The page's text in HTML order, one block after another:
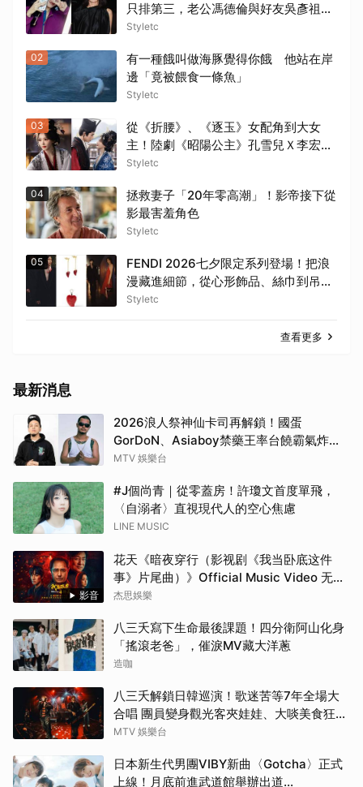
只排第三，老公馮德倫與好友吳彥祖無
緣前三笑翻網友
Styletc
02
有一種餓叫做海豚覺得你餓 他站在岸
邊「竟被餵食一條魚」
Styletc
03
從《折腰》、《逐玉》女配角到大女
主！陸劇《昭陽公主》孔雪兒Ｘ李宏毅
開局即圓房，這場帶毒的權謀虐戀太過
Styletc
04
拯救妻子「20年零高潮」！影帝接下從
影最害羞角色
Styletc
05
FENDI 2026七夕限定系列登場！把浪
漫藏進細節，從心形飾品、絲巾到吊飾
都讓人一眼心動
Styletc
查看更多
最新消息
2026浪人祭神仙卡司再解鎖！國蛋
GorDoN、Asiaboy禁藥王率台饒霸氣炸翻
府城 11 月安平重磅開躁！
MTV 娛樂台
#J個尚青｜從零蓋房！許瓊文首度單飛，
〈自溺者〉直視現代人的空心焦慮
LINE MUSIC
影音
花天《暗夜穿行（影视剧《我当卧底这件
事》片尾曲）》Official Music Video 无字
版
杰思娛樂
八三夭寫下生命最後課題！四分衛阿山化身
「搖滾老爸」，催淚MV藏大洋蔥
造咖
八三夭解鎖日韓巡演！歌迷苦等7年全場大
合唱 團員變身觀光客夾娃娃、大啖美食狂踩
點
MTV 娛樂台
日本新生代男團VIBY新曲〈Gotcha〉正式
上線！月底前進武道館舉辦出道